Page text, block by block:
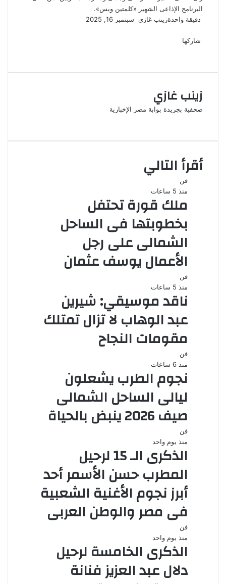
البرنامج الإذاعى الشهير «كلمتين وبس».
زينب غازي
أرسل
سبتمبر 16, 2025
دقيقة واحدة
شاركها
البريد
زينب غازي
صحفية بجريدة بوابة مصر الإخبارية
أقرأ التالي
فن
منذ 5 ساعات
ملك قورة تحتفل
بخطوبتها فى الساحل
الشمالى على رجل
الأعمال يوسف عثمان
فن
منذ 5 ساعات
ناقد موسيقي: شيرين
عبد الوهاب لا تزال تمتلك
مقومات النجاح
فن
منذ 6 ساعات
نجوم الطرب يشعلون
ليالى الساحل الشمالى
صيف 2026 ينبض بالحياة
فن
منذ يوم واحد
الذكرى الـ 15 لرحيل
المطرب حسن الأسمر أحد
أبرز نجوم الأغنية الشعبية
فى مصر والوطن العربى
فن
منذ يوم واحد
الذكرى الخامسة لرحيل
دلال عبد العزيز فنانة